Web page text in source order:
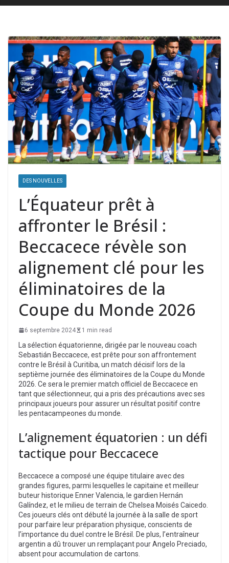
DES NOUVELLES
L’Équateur prêt à
affronter le Brésil :
Beccacece révèle son
alignement clé pour les
éliminatoires de la
Coupe du Monde 2026
6 septembre 2024 1 min read
La sélection équatorienne, dirigée par le nouveau coach
Sebastián Beccacece, est prête pour son affrontement
contre le Brésil à Curitiba, un match décisif lors de la
septième journée des éliminatoires de la Coupe du Monde
2026. Ce sera le premier match officiel de Beccacece en
tant que sélectionneur, qui a pris des précautions avec ses
principaux joueurs pour assurer un résultat positif contre
les pentacampeones du monde.
L’alignement équatorien : un défi
tactique pour Beccacece
Beccacece a composé une équipe titulaire avec des
grandes figures, parmi lesquelles le capitaine et meilleur
buteur historique Enner Valencia, le gardien Hernán
Galíndez, et le milieu de terrain de Chelsea Moisés Caicedo.
Ces joueurs clés ont débuté la journée à la salle de sport
pour parfaire leur préparation physique, conscients de
l’importance du duel contre le Brésil. De plus, l’entraîneur
argentin a dû trouver un remplaçant pour Angelo Preciado,
absent pour accumulation de cartons.